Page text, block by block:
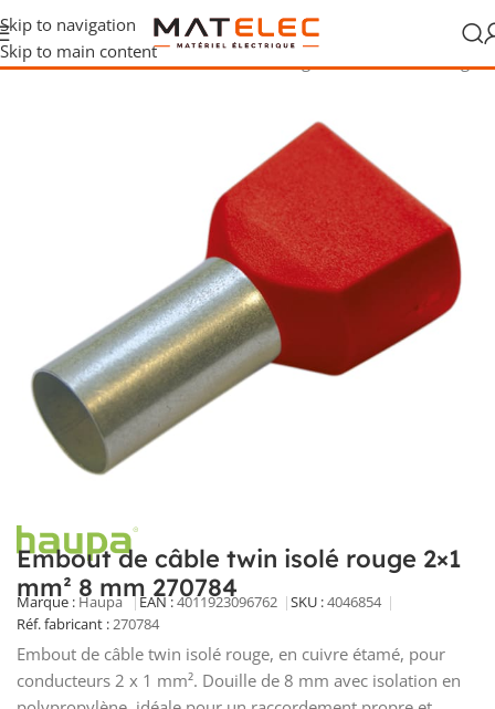
Skip to navigation
Skip to main content
et raccordement/Connexion et câblage/Embouts de câblage
Embout de câble twin isolé rouge 2×1
mm² 8 mm 270784
Marque : Haupa EAN :4011923096762 SKU :4046854
Réf. fabricant :270784
Embout de câble twin isolé rouge, en cuivre étamé, pour
conducteurs 2 x 1 mm². Douille de 8 mm avec isolation en